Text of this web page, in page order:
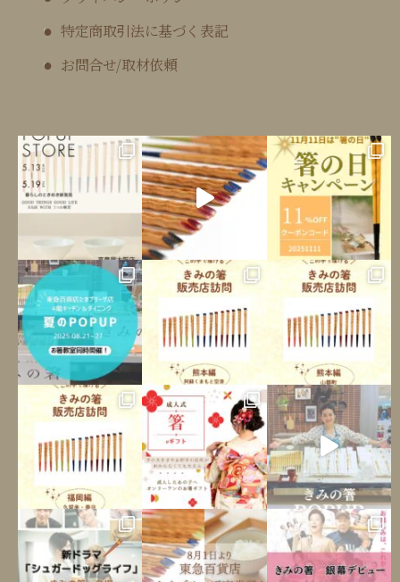
特定商取引法に基づく表記
お問合せ/取材依頼